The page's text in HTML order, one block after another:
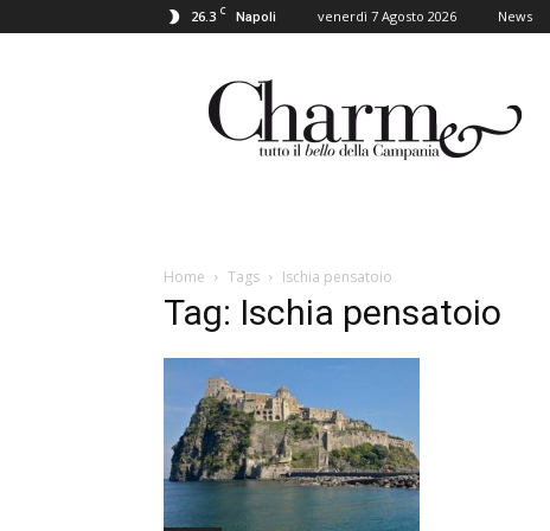
26.3 C Napoli venerdì 7 Agosto 2026 News
Charme
Home Tags Ischia pensatoio
Tag: Ischia pensatoio